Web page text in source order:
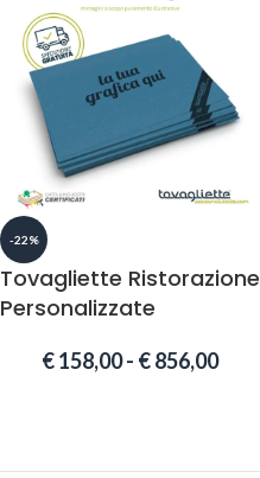
-22%
Tovagliette Ristorazione
Personalizzate
€158,00- €856,00